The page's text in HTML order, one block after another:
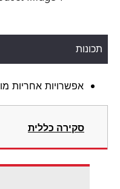
תכונות
אפשרויות אחריות
סקירה כללית